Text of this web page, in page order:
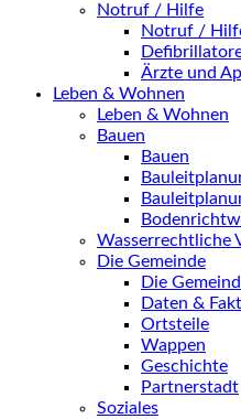
Notruf / Hilfe
Notruf /
Ärzte und
Leben & Wohnen
Leben & Wohnen
Bauen
Bauen
Wasserrechtliche
Die Gemeinde
Die
Daten &
Ortsteile
Wappen
Geschichte
Partnerstadt
Soziales